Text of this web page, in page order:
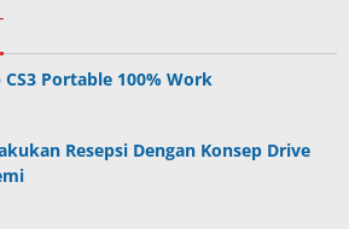
Portable 100% Work
Resepsi Dengan Konsep Drive